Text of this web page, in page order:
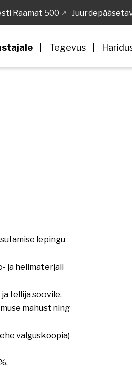
Raamat 500
Tegevus
lepingu
ja helimaterjali
tellija soovile.
mahust ning
valguskoopia)